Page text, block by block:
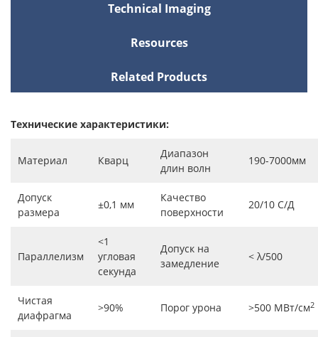
Technical Imaging
Resources
Related Products
Технические характеристики:
Материал Кварц
Диапазон
длин волн
190-7000мм
Допуск
размера
±0,1 мм
Качество
поверхности
20/10 С/Д
Параллелизм
<1
угловая
секунда
Допуск на
замедление
< λ/500
Чистая
диафрагма
>90% Порог урона >500 МВт/см2